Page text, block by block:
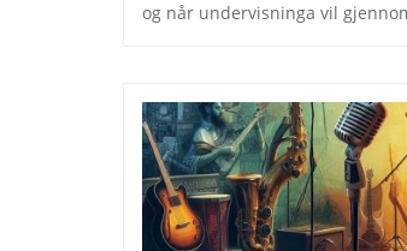
og når undervisninga vil